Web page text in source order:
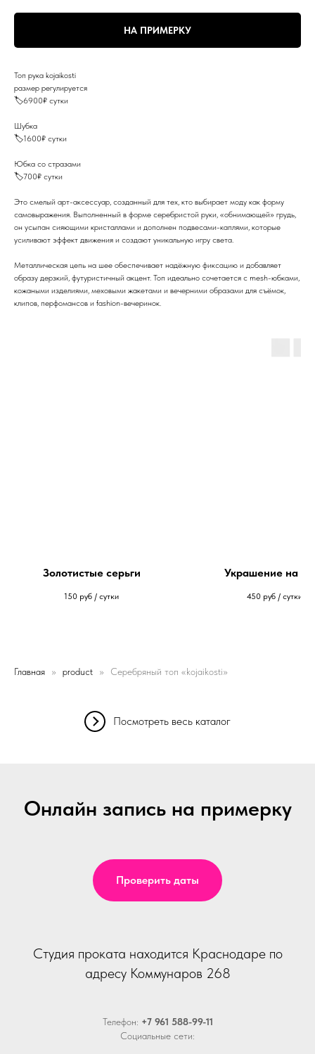
НА ПРИМЕРКУ
Топ рука kojaikosti
размер регулируется
🏷️6900₽ сутки
Шубка
🏷️1600₽ сутки
Юбка со стразами
🏷️700₽ сутки
Это смелый арт-аксессуар, созданный для тех, кто выбирает моду как форму
самовыражения. Выполненный в форме серебристой руки, «обнимающей» грудь,
он усыпан сияющими кристаллами и дополнен подвесами-каплями, которые
усиливают эффект движения и создают уникальную игру света.
Металлическая цепь на шее обеспечивает надёжную фиксацию и добавляет
образу дерзкий, футуристичный акцент. Топ идеально сочетается с mesh-юбками,
кожаными изделиями, меховыми жакетами и вечерними образами для съёмок,
клипов, перфомансов и fashion-вечеринок.
Золотистые серьги
150 руб / сутки
Украшение на
450 руб / сутки
Главная product Серебряный топ «kojaikosti»
Посмотреть весь каталог
Онлайн запись на примерку
Проверить даты
Студия проката находится Краснодаре по
адресу Коммунаров 268
Телефон: +7 961 588-99-11
Социальные сети: